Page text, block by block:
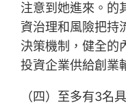
注意到她進來。的
資治理和風險把持
決策機制，健全的
投資企業供給創業
（四）至多有3名